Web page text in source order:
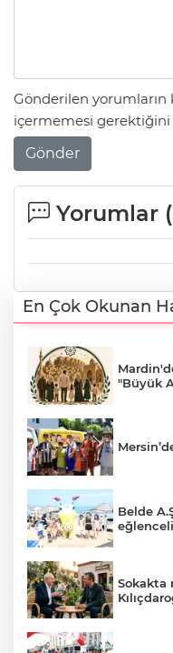
Gönderilen
içermemesi gerektiğini
Gönder
Yorumlar (
En Çok Okunan
"Büyük
Belde
Sokakta